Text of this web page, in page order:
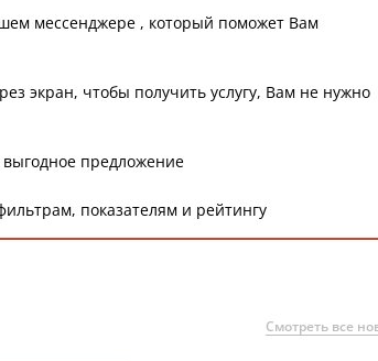
мессенджере , который поможет Вам
экран, чтобы получить услугу, Вам не нужно
предложение
показателям и рейтингу
Смотреть все